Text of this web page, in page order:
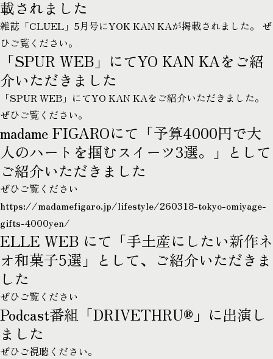
載されました
雑誌「CLUEL」5月号にYOK KAN KAが掲載されました。 ぜ
ひご覧ください。
「SPUR WEB」にてYO KAN KAをご紹
介いただきました
「SPUR WEB」にてYO KAN KAをご紹介いただきました。
ぜひご覧ください。
madame FIGAROにて「予算4000円で大
人のハートを掴むスイーツ3選。」として
ご紹介いただきました
ぜひご覧ください
https://madamefigaro.jp/lifestyle/260318-tokyo-omiyage-
gifts-4000yen/
ELLE WEB にて「手土産にしたい新作ネ
オ和菓子5選」として、ご紹介いただきま
した
ぜひご覧ください
Podcast番組「DRIVETHRU®︎」に出演し
ました
ぜひご視聴ください。
ONLINE SHOP
NEWS
CONTACT
SHARE
Copyright © 2026 smiles co., ltd.